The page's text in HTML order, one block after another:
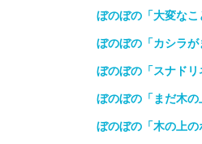
ぼのぼの「大変なこ
ぼのぼの「カシラが
ぼのぼの「スナドリ
ぼのぼの「まだ木の
ぼのぼの「木の上の